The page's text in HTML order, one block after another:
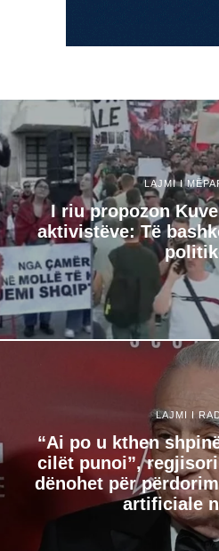
LAJMI I
I riu propozon
aktivistëve: Të
LAJMI I
“Ai po u kthen
cilët punoi”,
dënohet për
artificiale